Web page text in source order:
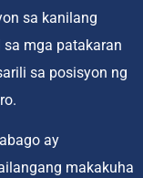
sa kanilang
mga patakaran
sa posisyon ng
ay
makakuha